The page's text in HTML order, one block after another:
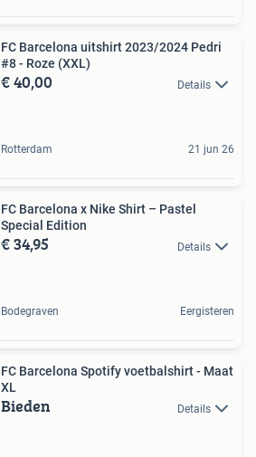
FC Barcelona uitshirt 2023/2024 Pedri
#8 - Roze (XXL)
€ 40,00 Details
Rotterdam 21 jun 26
FC Barcelona x Nike Shirt – Pastel
Special Edition
€ 34,95 Details
Bodegraven Eergisteren
FC Barcelona Spotify voetbalshirt - Maat
XL
Bieden Details